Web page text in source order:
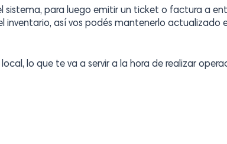
sistema, para luego emitir un ticket o factura a
inventario, así vos podés mantenerlo actualizado
lo que te va a servir a la hora de realizar